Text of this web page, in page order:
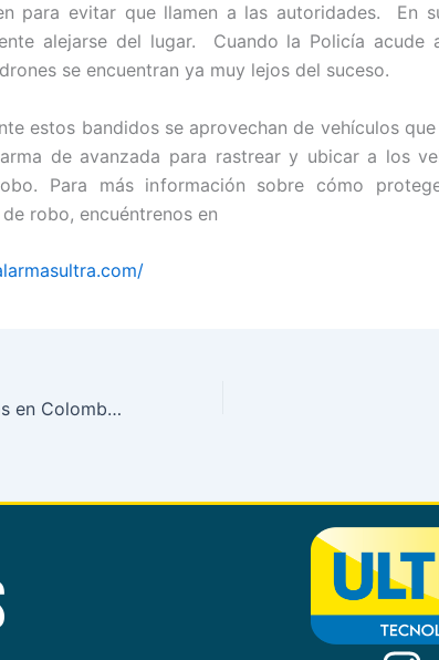
para evitar que llamen a las autoridades. En
alejarse del lugar. Cuando la Policía acude
se encuentran ya muy lejos del suceso.
estos bandidos se aprovechan de vehículos
de avanzada para rastrear y ubicar a los
Para más información sobre cómo
robo, encuéntrenos en
El hurto de vehículos en Colombia: una realidad que exige mayor seguridad